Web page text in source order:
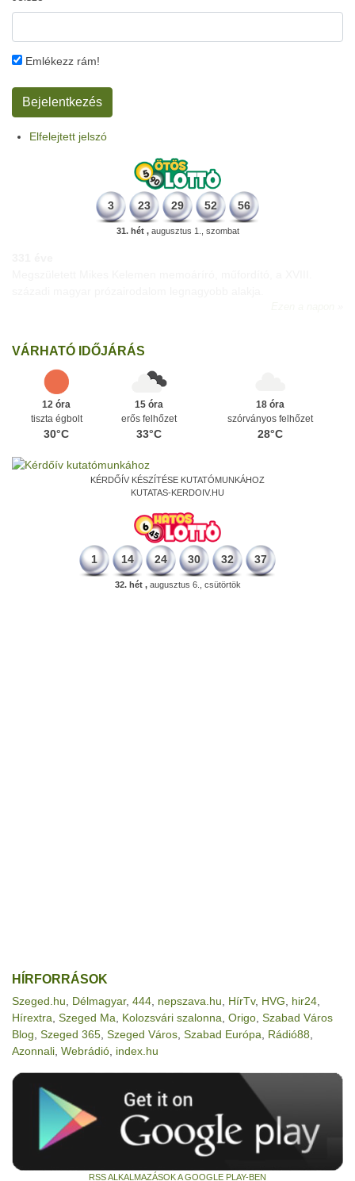
Emlékezz rám!
Elfelejtett jelszó
3 23 29 52 56
31. hét ,augusztus 1., szombat
VÁRHATÓ IDŐJÁRÁS
12 óra
tiszta égbolt
30°C
15 óra
erős felhőzet
33°C
18 óra
szórványos felhőzet
28°C
KÉRDŐÍV KÉSZÍTÉSE KUTATÓMUNKÁHOZ
KUTATAS-KERDOIV.HU
1 14 24 30 32 37
32. hét ,augusztus 6., csütörtök
HÍRFORRÁSOK
Szeged.hu Délmagyar, 444 nepszava.hu HírTv, HVG hir24
Hírextra Szeged Ma Kolozsvári szalonna Origo Szabad Város
Blog Szeged 365 Szeged Város Szabad Európa Rádió88
Azonnali Webrádió index.hu
RSS ALKALMAZÁSOK A GOOGLE PLAY-BEN